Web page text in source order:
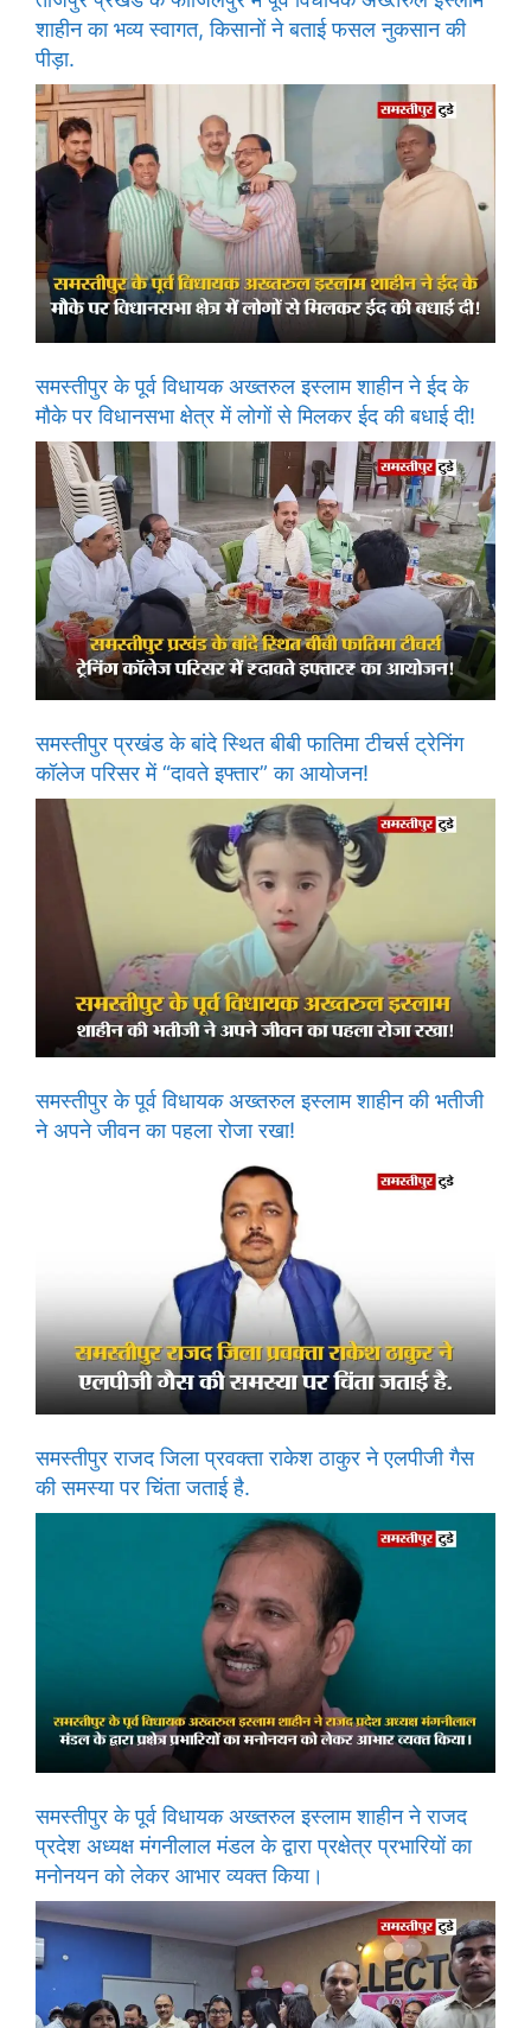
शाहीन का भव्य स्वागत, किसानों ने बताई फसल नुकसान की
पीड़ा.
समस्तीपुर के पूर्व विधायक अख्तरुल इस्लाम शाहीन ने ईद के
मौके पर विधानसभा क्षेत्र में लोगों से मिलकर ईद की बधाई दी!
समस्तीपुर प्रखंड के बांदे स्थित बीबी फातिमा टीचर्स ट्रेनिंग
कॉलेज परिसर में “दावते इफ्तार” का आयोजन!
समस्तीपुर के पूर्व विधायक अख्तरुल इस्लाम शाहीन की भतीजी
ने अपने जीवन का पहला रोजा रखा!
समस्तीपुर राजद जिला प्रवक्ता राकेश ठाकुर ने एलपीजी गैस
की समस्या पर चिंता जताई है.
समस्तीपुर के पूर्व विधायक अख्तरुल इस्लाम शाहीन ने राजद
प्रदेश अध्यक्ष मंगनीलाल मंडल के द्वारा प्रक्षेत्र प्रभारियों का
मनोनयन को लेकर आभार व्यक्त किया।